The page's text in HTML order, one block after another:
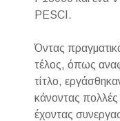
PESCI.
Όντας
τέλος, όπως
τίτλο,
κάνοντας πολλές
έχοντας